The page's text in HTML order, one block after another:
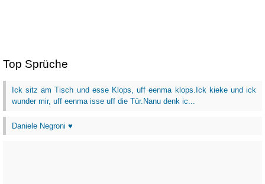
Top Sprüche
Ick sitz am Tisch und esse Klops, uff eenma klops.Ick kieke und ick
wunder mir, uff eenma isse uff die Tür.Nanu denk ic...
Daniele Negroni ♥